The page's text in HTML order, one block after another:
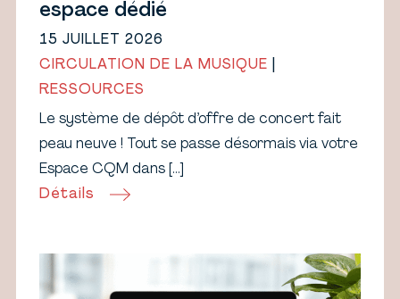
espace dédié
15 JUILLET 2026
CIRCULATION DE LA MUSIQUE
RESSOURCES
Le système de dépôt d’offre de concert fait
peau neuve ! Tout se passe désormais via votre
Espace CQM dans […]
Détails